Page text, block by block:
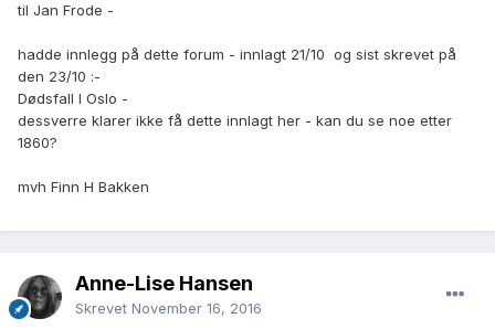
til Jan Frode -
hadde innlegg på dette forum - innlagt 21/10 og sist skrevet på
den 23/10 :-
Dødsfall I Oslo -
dessverre klarer ikke få dette innlagt her - kan du se noe etter
1860?
mvh Finn H Bakken
Anne-Lise Hansen
Skrevet November 16, 2016